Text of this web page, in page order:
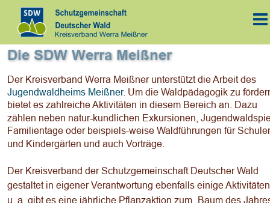
Der Kreisverband Werra Meißner unterstützt die Arbeit des
Jugendwaldheims Meißner. Um die Waldpädagogik zu
bietet es zahlreiche Aktivitäten in diesem Bereich an. Dazu
zählen neben natur-kundlichen Exkursionen,
Familientage oder beispiels-weise Waldführungen für
und Kindergärten und auch Vorträge.
Der Kreisverband der Schutzgemeinschaft Deutscher Wald
gestaltet in eigener Verantwortung ebenfalls einige
u. a. gibt es eine jährliche Pflanzaktion zum „Baum des
Die SDW Werra Meißner